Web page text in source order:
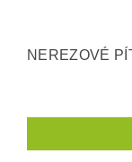
NEREZOVÉ